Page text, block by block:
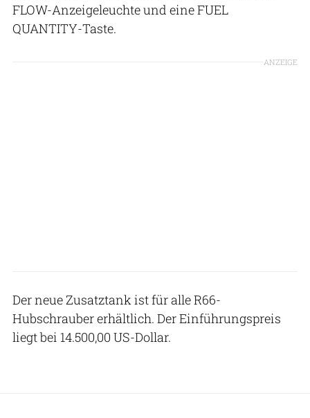
FLOW-Anzeigeleuchte und eine FUEL
QUANTITY-Taste.
ANZEIGE
Der neue Zusatztank ist für alle R66-
Hubschrauber erhältlich. Der Einführungspreis
liegt bei 14.500,00 US-Dollar.